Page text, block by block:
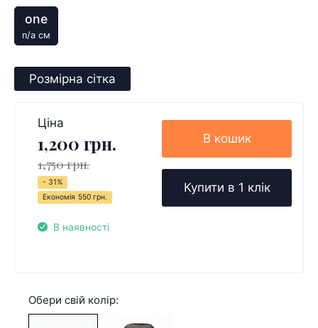
one
n/a см
Розмірна сітка
Ціна
1,200 грн.
1,750 грн.
- 31%
Економія 550 грн.
В наявності
В кошик
Купити в 1 клік
Обери свій колір: